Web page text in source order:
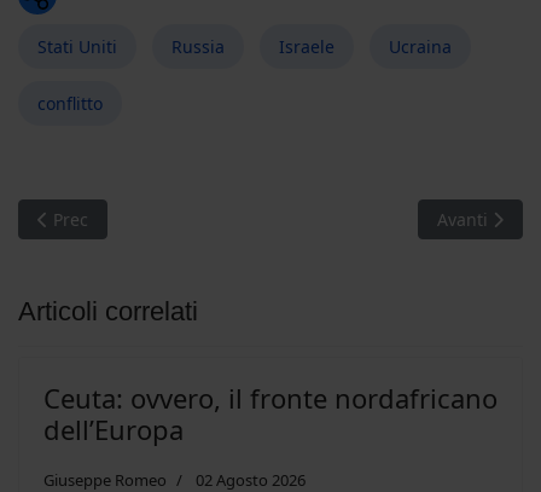
Stati Uniti Russia Israele Ucraina
conflitto
Articolo precedente: Se (ri)negoziare tutto è necessario
Prec Articolo
Avanti
Articoli correlati
Ceuta: ovvero, il fronte nordafricano
dell’Europa
Giuseppe Romeo 02 Agosto 2026